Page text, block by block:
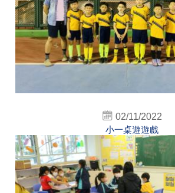
02/11/2022
小一桌遊遊戲